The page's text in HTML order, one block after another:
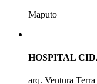
Maputo
HOSPITAL
arq. Ventura